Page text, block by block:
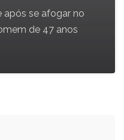
após se afogar no
de 47 anos